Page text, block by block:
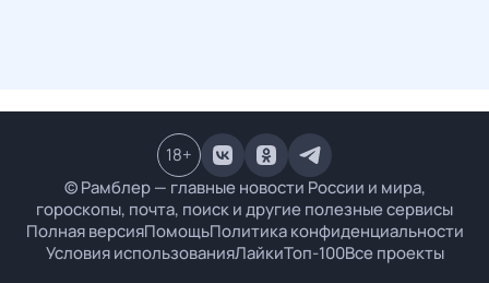
© Рамблер — главные новости России и мира,
гороскопы, почта, поиск и другие полезные сервисы
Полная версияПомощьПолитика конфиденциальности
Условия использованияЛайкиТоп-100Все проекты
18+